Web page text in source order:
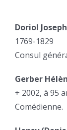
Doriol Joseph
1769-1829
Consul
Gerber
+ 2002, à 95
Comédienne.